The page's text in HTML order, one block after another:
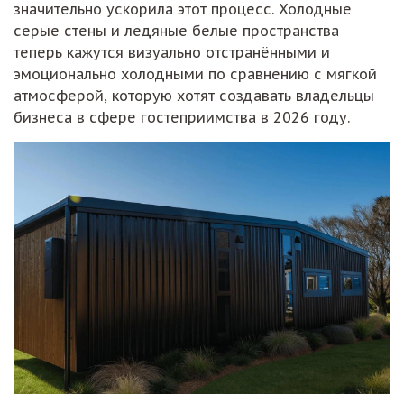
значительно ускорила этот процесс. Холодные
серые стены и ледяные белые пространства
теперь кажутся визуально отстранёнными и
эмоционально холодными по сравнению с мягкой
атмосферой, которую хотят создавать владельцы
бизнеса в сфере гостеприимства в 2026 году.